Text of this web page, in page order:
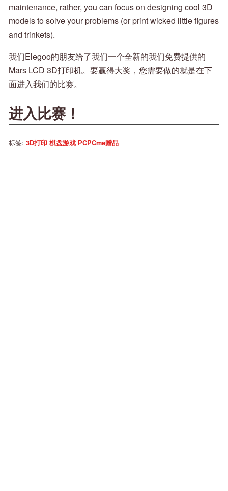
maintenance, rather, you can focus on designing cool 3D
models to solve your problems (or print wicked little figures
and trinkets).
我们Elegoo的朋友给了我们一个全新的我们免费提供的
Mars LCD 3D打印机。要赢得大奖，您需要做的就是在下
面进入我们的比赛。
进入比赛！
标签: 3D打印 棋盘游戏 PCPCme赠品